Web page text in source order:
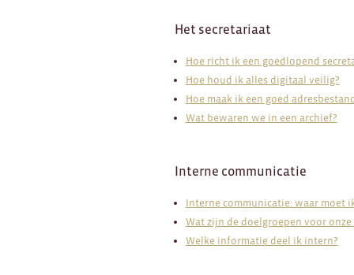
Het secretariaat
Hoe richt ik een goedlopend
Hoe houd ik alles digitaal veilig?
Hoe maak ik een goed
Wat bewaren we in een archief?
Interne communicatie
Interne communicatie: waar moet
Wat zijn de doelgroepen voor
Welke informatie deel ik intern?